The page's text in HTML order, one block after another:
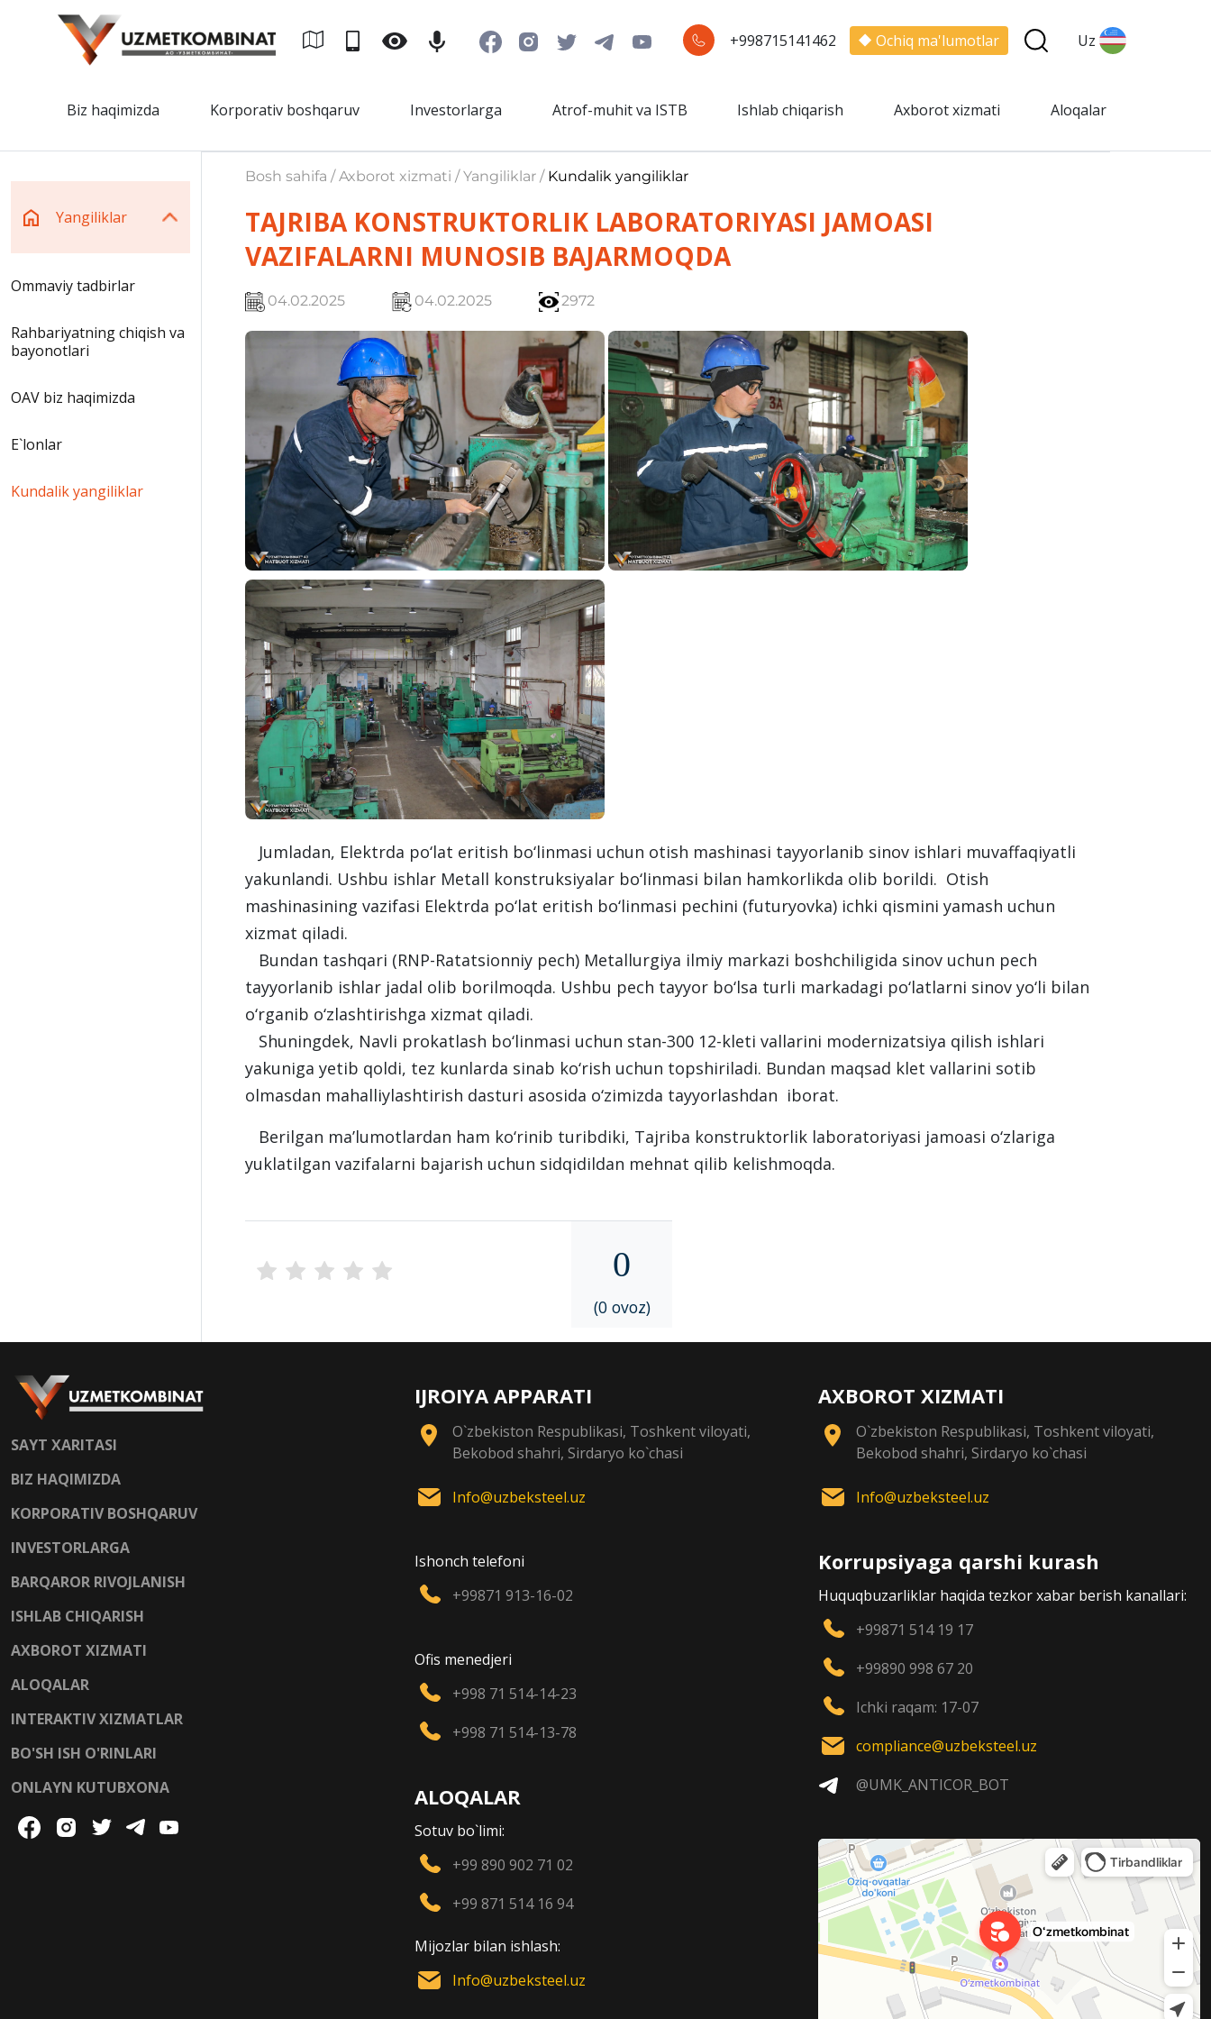
+998715141462 Ochiq ma'lumotlar Uz
Biz haqimizda Korporativ boshqaruv Investorlarga Atrof-muhit va ISTB Ishlab chiqarish Axborot xizmati Aloqalar
Yangiliklar
Ommaviy tadbirlar
Rahbariyatning chiqish va
bayonotlari
OAV biz haqimizda
E`lonlar
Kundalik yangiliklar
Bosh sahifa / Axborot xizmati / Yangiliklar / Kundalik yangiliklar
TAJRIBA KONSTRUKTORLIK LABORATORIYASI JAMOASI
VAZIFALARNI MUNOSIB BAJARMOQDA
04.02.2025 04.02.2025 2972
Jumladan, Elektrda po‘lat eritish bo‘linmasi uchun otish mashinasi tayyorlanib sinov ishlari muvaffaqiyatli
yakunlandi. Ushbu ishlar Metall konstruksiyalar bo‘linmasi bilan hamkorlikda olib borildi. Otish
mashinasining vazifasi Elektrda po‘lat eritish bo‘linmasi pechini (futuryovka) ichki qismini yamash uchun
xizmat qiladi.
Bundan tashqari (RNP-Ratatsionniy pech) Metallurgiya ilmiy markazi boshchiligida sinov uchun pech
tayyorlanib ishlar jadal olib borilmoqda. Ushbu pech tayyor bo‘lsa turli markadagi po‘latlarni sinov yo‘li bilan
o‘rganib o‘zlashtirishga xizmat qiladi.
Shuningdek, Navli prokatlash bo‘linmasi uchun stan-300 12-kleti vallarini modernizatsiya qilish ishlari
yakuniga yetib qoldi, tez kunlarda sinab ko‘rish uchun topshiriladi. Bundan maqsad klet vallarini sotib
olmasdan mahalliylashtirish dasturi asosida o‘zimizda tayyorlashdan iborat.
Berilgan ma’lumotlardan ham ko‘rinib turibdiki, Tajriba konstruktorlik laboratoriyasi jamoasi o‘zlariga
yuklatilgan vazifalarni bajarish uchun sidqidildan mehnat qilib kelishmoqda.
0
(0 ovoz)
SAYT XARITASI
BIZ HAQIMIZDA
KORPORATIV BOSHQARUV
INVESTORLARGA
BARQAROR RIVOJLANISH
ISHLAB CHIQARISH
AXBOROT XIZMATI
ALOQALAR
INTERAKTIV XIZMATLAR
BO'SH ISH O'RINLARI
ONLAYN KUTUBXONA
IJROIYA APPARATI
O`zbekiston Respublikasi, Toshkent viloyati,
Bekobod shahri, Sirdaryo ko`chasi
Info@uzbeksteel.uz
Ishonch telefoni
+99871 913-16-02
Ofis menedjeri
+998 71 514-14-23
+998 71 514-13-78
ALOQALAR
Sotuv bo`limi:
+99 890 902 71 02
+99 871 514 16 94
Mijozlar bilan ishlash:
Info@uzbeksteel.uz
AXBOROT XIZMATI
O`zbekiston Respublikasi, Toshkent viloyati,
Bekobod shahri, Sirdaryo ko`chasi
Info@uzbeksteel.uz
Korrupsiyaga qarshi kurash
Huquqbuzarliklar haqida tezkor xabar berish kanallari:
+99871 514 19 17
+99890 998 67 20
Ichki raqam: 17-07
compliance@uzbeksteel.uz
@UMK_ANTICOR_BOT